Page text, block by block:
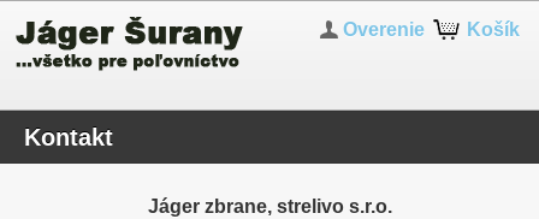
Košík
Overenie
Kontakt
Jáger zbrane, strelivo s.r.o.